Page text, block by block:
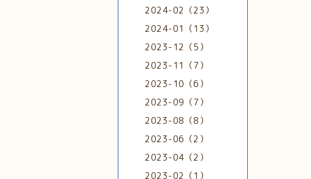
2024-02（23）
2024-01（13）
2023-12（5）
2023-11（7）
2023-10（6）
2023-09（7）
2023-08（8）
2023-06（2）
2023-04（2）
2023-02（1）